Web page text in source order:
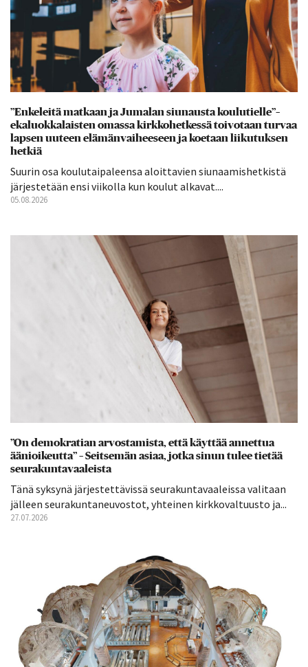
”Enkeleitä matkaan ja Jumalan siunausta koulutielle”–
ekaluokkalaisten omassa kirkkohetkessä toivotaan turvaa
lapsen uuteen elämänvaiheeseen ja koetaan liikutuksen
hetkiä
Suurin osa koulutaipaleensa aloittavien siunaamishetkistä
järjestetään ensi viikolla kun koulut alkavat....
05.08.2026
”On demokratian arvostamista, että käyttää annettua
äänioikeutta” – Seitsemän asiaa, jotka sinun tulee tietää
seurakuntavaaleista
Tänä syksynä järjestettävissä seurakuntavaaleissa valitaan
jälleen seurakuntaneuvostot, yhteinen kirkkovaltuusto ja...
27.07.2026